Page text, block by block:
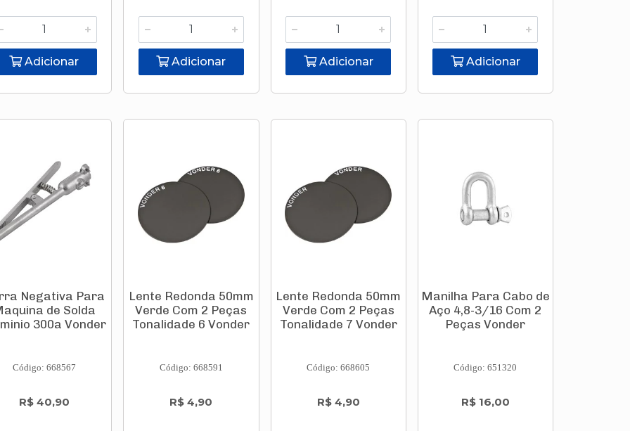
Adicionar Adicionar Adicionar Adicionar
Negativa Para
de Solda
300a Vonder
Código: 668567
R$ 40,90
Lente Redonda 50mm
Verde Com 2 Peças
Tonalidade 6 Vonder
Código: 668591
R$ 4,90
Lente Redonda 50mm
Verde Com 2 Peças
Tonalidade 7 Vonder
Código: 668605
R$ 4,90
Manilha Para Cabo de
Aço 4,8-3/16 Com 2
Peças Vonder
Código: 651320
R$ 16,00